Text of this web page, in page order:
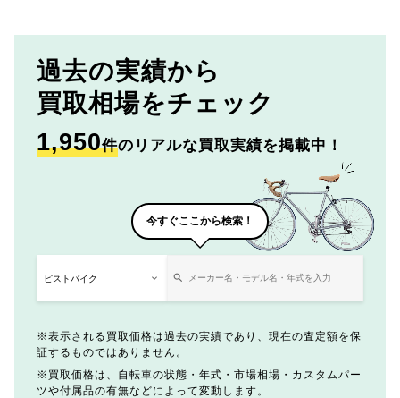
過去の実績から
買取相場をチェック
1,950件のリアルな買取実績を掲載中！
今すぐここから検索！
表示される買取価格は過去の実績であり、現在の査定額を保
証するものではありません。
買取価格は、自転車の状態・年式・市場相場・カスタムパー
ツや付属品の有無などによって変動します。